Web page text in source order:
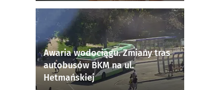
Awaria wodociągu. Zmiany tras
autobusów BKM na ul.
Hetmańskiej